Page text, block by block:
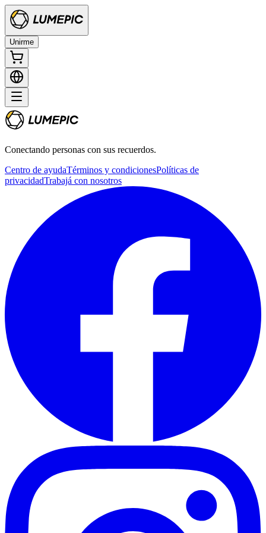
Unirme
Conectando personas con sus recuerdos.
Centro de ayudaTérminos y condicionesPolíticas de
privacidadTrabajá con nosotros